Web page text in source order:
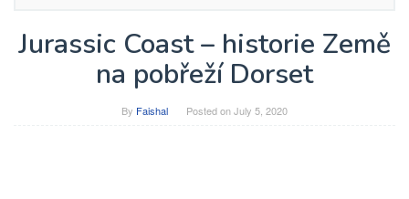
Jurassic Coast – historie Země
na pobřeží Dorset
By Faishal Posted onJuly 5, 2020